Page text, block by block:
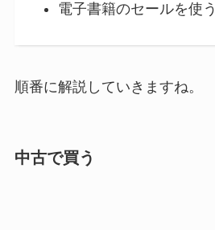
電子書籍のセールを使う
順番に解説していきますね。
中古で買う